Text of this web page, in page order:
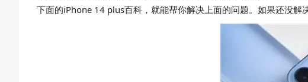
下面的iPhone 14 plus百科，就能帮你解决上面的问题。如果还没解